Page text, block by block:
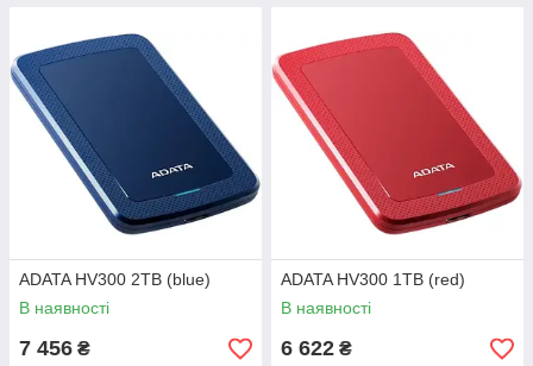
ADATA HV300 2TB (blue)
В наявності
7 456 ₴
ADATA HV300 1TB (red)
В наявності
6 622 ₴